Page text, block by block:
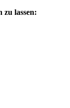
zu lassen: